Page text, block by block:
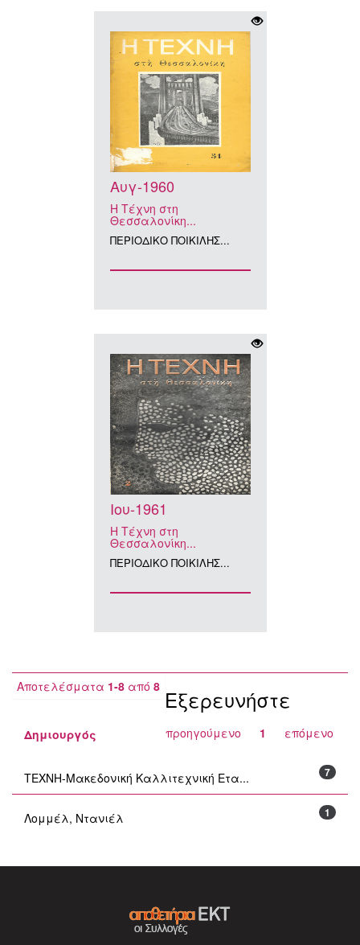
Αυγ-1960
Η Τέχνη στη
Θεσσαλονίκη...
ΠΕΡΙΟΔΙΚΟ ΠΟΙΚΙΛΗΣ...
Ιου-1961
Η Τέχνη στη
Θεσσαλονίκη...
ΠΕΡΙΟΔΙΚΟ ΠΟΙΚΙΛΗΣ...
Αποτελέσματα 1-8 από 8
προηγούμενο 1 επόμενο
Εξερευνήστε
Δημιουργός
7
ΤΕΧΝΗ-Μακεδονική Καλλιτεχνική Ετα...
1
Λομμέλ, Ντανιέλ